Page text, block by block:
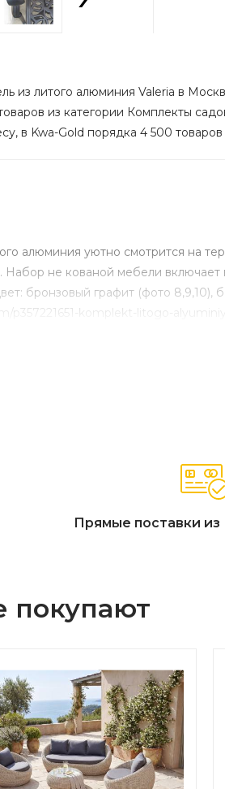
из литого алюминия Valeria в
из категории Комплекты
в Kwa-Gold порядка 4 500
алюминия уютно смотрится на
не кованой мебели
бронзовый графит (фото
p357221651-komplekt-litogo-
Прямые поставки
покупают